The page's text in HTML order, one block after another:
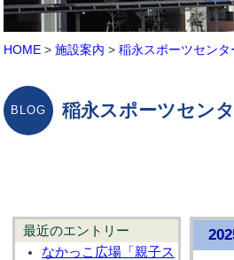
HOME > 施設案内 > 稲永スポーツセンタ
稲永スポーツセン
最近のエントリー
なかっこ広場「親子ス